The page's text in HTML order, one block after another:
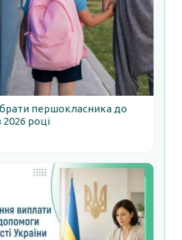
першокласника до
році